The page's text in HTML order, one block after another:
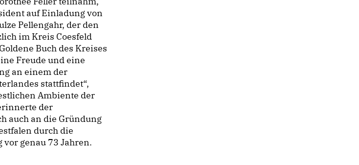
auf Einladung von
Pellengahr, der den
im Kreis Coesfeld
Buch des Kreises
Freude und eine
an einem der
stattfindet“,
Ambiente der
der
auch an die Gründung
durch die
genau 73 Jahren.